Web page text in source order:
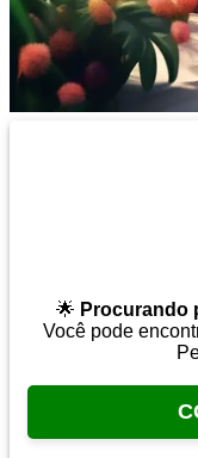
🌟 Procurando
Você pode